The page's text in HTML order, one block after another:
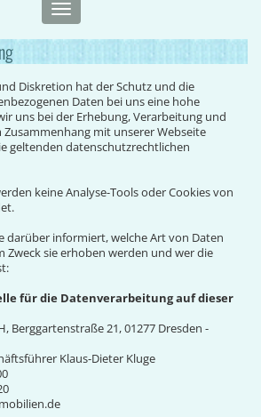
Toggle
navigation
Diskretion hat der Schutz und die
Daten bei uns eine hohe
uns bei der Erhebung, Verarbeitung und
mit unserer Webseite
geltenden datenschutzrechtlichen
keine Analyse-Tools oder Cookies von
darüber informiert, welche Art von Daten
Zweck sie erhoben werden und wer die
für die Datenverarbeitung auf dieser
Berggartenstraße 21, 01277 Dresden -
Klaus-Dieter Kluge